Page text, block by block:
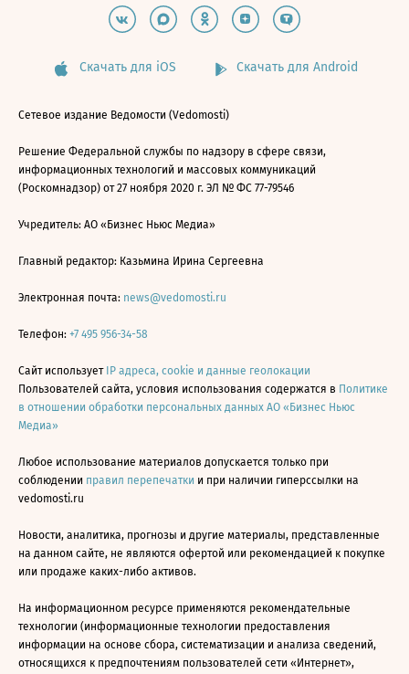
Скачать для iOS Скачать для Android
Сетевое издание Ведомости (Vedomosti)
Решение Федеральной службы по надзору в сфере связи,
информационных технологий и массовых коммуникаций
(Роскомнадзор) от 27 ноября 2020 г. ЭЛ № ФС 77-79546
Учредитель: АО «Бизнес Ньюс Медиа»
Главный редактор: Казьмина Ирина Сергеевна
Электронная почта: news@vedomosti.ru
Телефон: +7 495 956-34-58
Сайт использует IP адреса, cookie и данные геолокации
Пользователей сайта, условия использования содержатся в Политике
в отношении обработки персональных данных АО «Бизнес Ньюс
Медиа»
Любое использование материалов допускается только при
соблюдении правил перепечатки и при наличии гиперссылки на
vedomosti.ru
Новости, аналитика, прогнозы и другие материалы, представленные
на данном сайте, не являются офертой или рекомендацией к покупке
или продаже каких-либо активов.
На информационном ресурсе применяются рекомендательные
технологии (информационные технологии предоставления
информации на основе сбора, систематизации и анализа сведений,
относящихся к предпочтениям пользователей сети «Интернет»,